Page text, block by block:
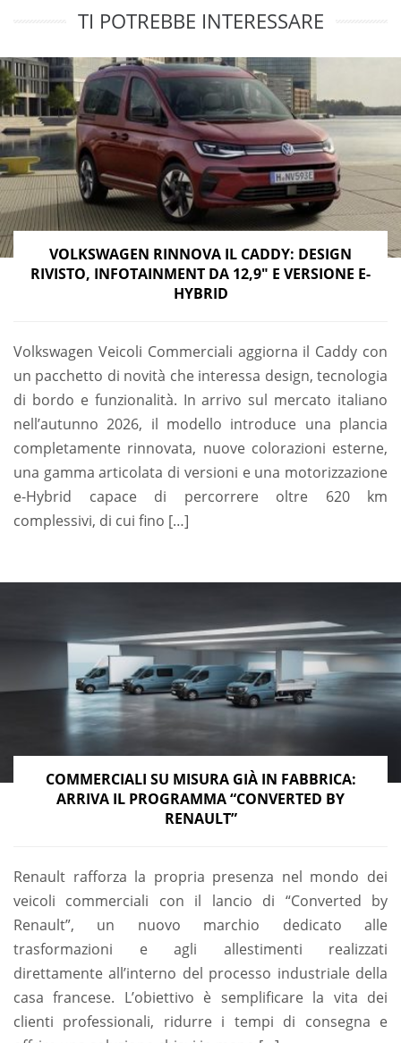
TI POTREBBE INTERESSARE
VOLKSWAGEN RINNOVA IL CADDY: DESIGN
RIVISTO, INFOTAINMENT DA 12,9″ E VERSIONE E-
HYBRID
Volkswagen Veicoli Commerciali aggiorna il Caddy con
un pacchetto di novità che interessa design, tecnologia
di bordo e funzionalità. In arrivo sul mercato italiano
nell’autunno 2026, il modello introduce una plancia
completamente rinnovata, nuove colorazioni esterne,
una gamma articolata di versioni e una motorizzazione
e-Hybrid capace di percorrere oltre 620 km
complessivi, di cui fino […]
COMMERCIALI SU MISURA GIÀ IN FABBRICA:
ARRIVA IL PROGRAMMA “CONVERTED BY
RENAULT”
Renault rafforza la propria presenza nel mondo dei
veicoli commerciali con il lancio di “Converted by
Renault”, un nuovo marchio dedicato alle
trasformazioni e agli allestimenti realizzati
direttamente all’interno del processo industriale della
casa francese. L’obiettivo è semplificare la vita dei
clienti professionali, ridurre i tempi di consegna e